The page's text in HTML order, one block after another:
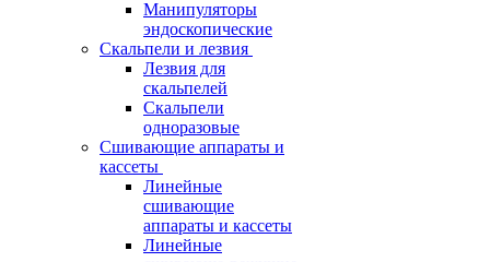
Манипуляторы
эндоскопические
Скальпели и лезвия
Лезвия для
скальпелей
Скальпели
одноразовые
Сшивающие аппараты и
кассеты
Линейные
сшивающие
аппараты и кассеты
Линейные